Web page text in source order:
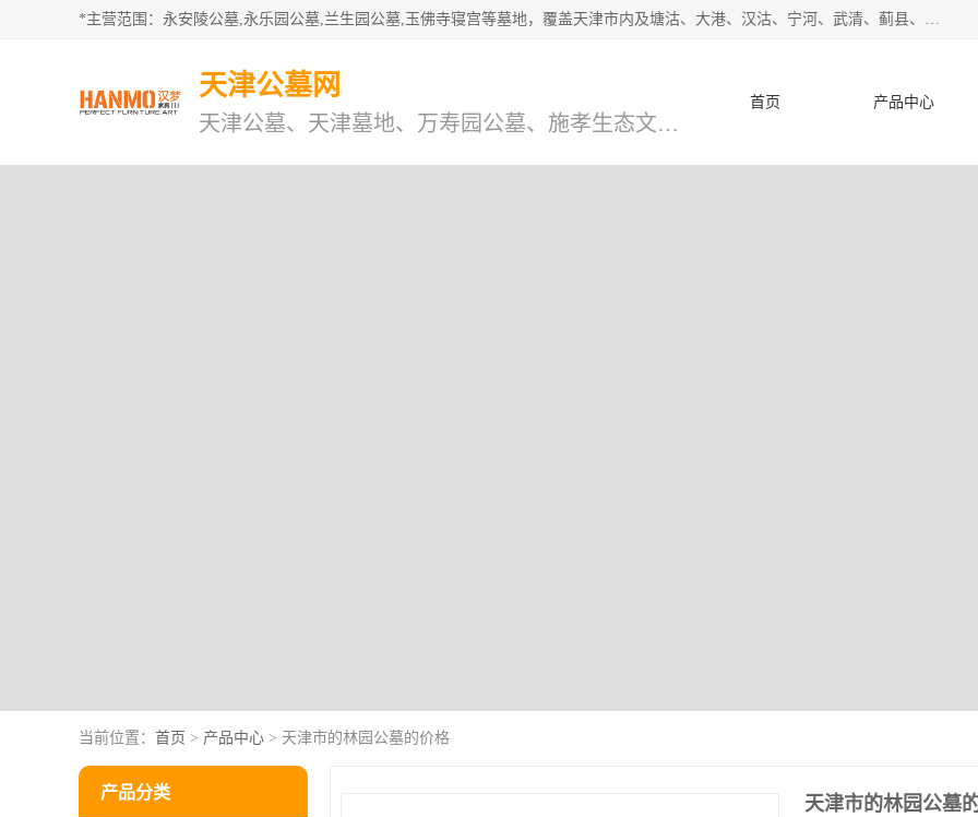
*主营范围：永安陵公墓,永乐园公墓,兰生园公墓,玉佛寺寝宫等墓地，覆盖天津市内及塘沽、大港、汉沽、宁河、武清、蓟县、静海、廊坊、北京、沧州等区域本中心由中国公墓网、天津公墓网、中国陵网、中国周易学会联合推举，我们的团队将会以优质的服务，竭诚为您服务，期待您的来电。
天津公墓网
天津公墓、天津墓地、万寿园公墓、施孝生态文化陵园
首页 产品中心
当前位置： 首页 > 产品中心 > 天津市的林园公墓的价格
产品分类
天津市的林园公墓